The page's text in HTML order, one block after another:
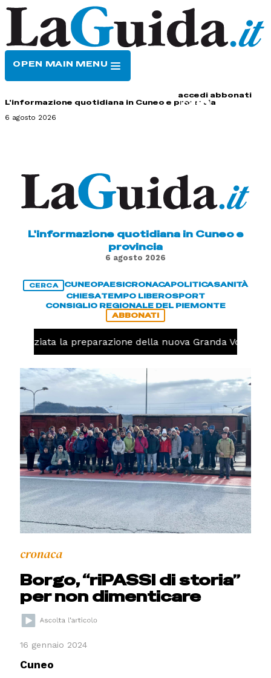
OPEN MAIN MENU
accedi abbonati
L'informazione quotidiana in Cuneo e provincia
6 agosto 2026
L'informazione quotidiana in Cuneo e
provincia
6 agosto 2026
CERCA CUNEOPAESICRONACAPOLITICASANITÀ
CHIESATEMPO LIBEROSPORT
CONSIGLIO REGIONALE DEL PIEMONTE
ABBONATI
la preparazione della nuova Granda Volley (FOTO
cronaca
Borgo, “riPASSI di storia”
per non dimenticare
16 gennaio 2024
Cuneo